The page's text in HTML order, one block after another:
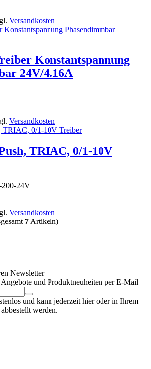
Versandkosten
Konstantspannung
24V/4.16A
Versandkosten
TRIAC, 0/1-10V
24V
Versandkosten
7 Artikeln)
Newsletter
und Produktneuheiten per E-Mail
und kann jederzeit hier oder in Ihrem
werden.